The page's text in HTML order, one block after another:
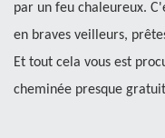
par un feu chaleureux.
en braves veilleurs,
Et tout cela vous est
cheminée presque